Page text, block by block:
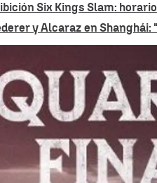
Six Kings Slam:
y Alcaraz en